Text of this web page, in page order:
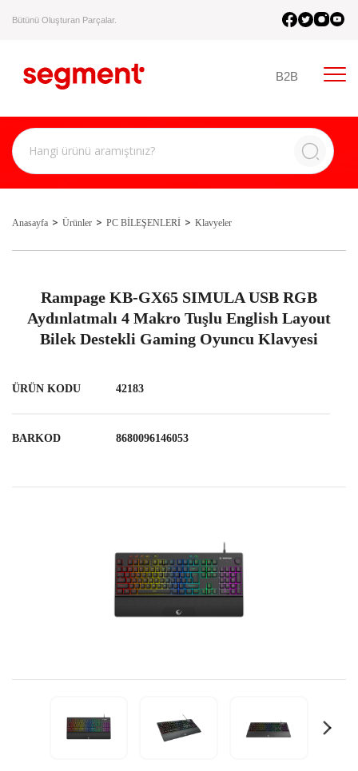
Bütünü Oluşturan Parçalar.
B2B
Anasayfa Ürünler PC BİLEŞENLERİ Klavyeler
Rampage KB-GX65 SIMULA USB RGB
Aydınlatmalı 4 Makro Tuşlu English Layout
Bilek Destekli Gaming Oyuncu Klavyesi
ÜRÜN KODU 42183
BARKOD 8680096146053